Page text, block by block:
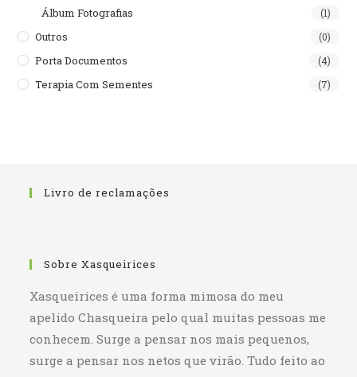
Álbum Fotografias (1)
Outros (0)
Porta Documentos (4)
Terapia Com Sementes (7)
Livro de reclamações
Sobre Xasqueirices
Xasqueirices é uma forma mimosa do meu
apelido Chasqueira pelo qual muitas pessoas me
conhecem. Surge a pensar nos mais pequenos,
surge a pensar nos netos que virão. Tudo feito ao